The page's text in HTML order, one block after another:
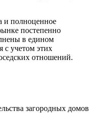
и полноценное
постепенно
в едином
с учетом этих
отношений.
загородных домов